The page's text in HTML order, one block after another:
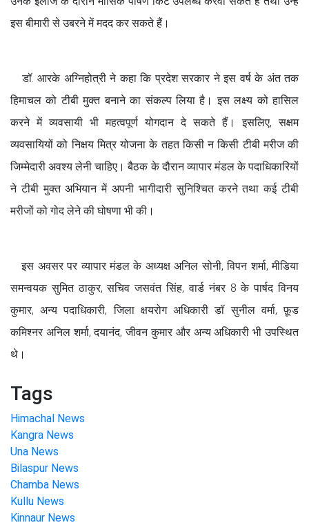
इस बीमारी से उबरने में मदद कर सकते हैं।
डॉ. आरके अग्निहोत्री ने कहा कि प्रदेश सरकार ने इस वर्ष के अंत तक
हिमाचल को टीबी मुक्त बनाने का संकल्प लिया है। इस लक्ष्य को हासिल
करने में व्यवसायी भी महत्वपूर्ण योगदान दे सकते हैं। इसलिए, सक्षम
व्यवसायियों को निक्षय मित्र योजना के तहत किसी न किसी टीबी मरीज की
जिम्मेदारी अवश्य लेनी चाहिए। बैठक के दौरान व्यापार मंडल के पदाधिकारियों
ने टीबी मुक्त अभियान में अपनी भागीदारी सुनिश्चित करने तथा कई टीबी
मरीजों को गोद लेने की घोषणा भी की।
इस अवसर पर व्यापार मंडल के अध्यक्ष अनिल सोनी, विपन शर्मा, मीडिया
समन्वयक सुमित ठाकुर, सचिव जसवंत सिंह, वार्ड नंबर 8 के पार्षद विनय
कुमार, अन्य पदाधिकारी, जिला क्षयरोग अधिकारी डॉ सुनील वर्मा, फ़ूड
कमिश्नर अनिल शर्मा, दयानंद, जीवन कुमार और अन्य अधिकारी भी उपस्थित
थे।
Tags
Himachal News
Kangra News
Una News
Bilaspur News
Chamba News
Kullu News
Kinnaur News